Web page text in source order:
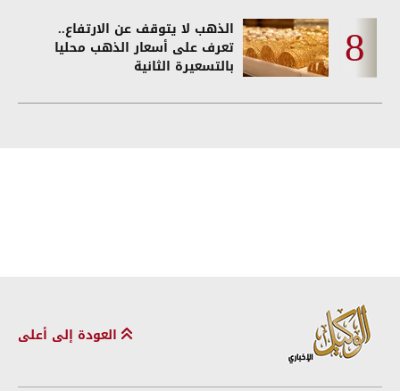
الذهب لا يتوقف عن الارتفاع..
تعرف على أسعار الذهب محليا
بالتسعيرة الثانية
العودة إلى أعلى